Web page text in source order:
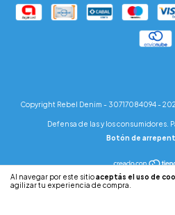
Al navegar por este sitioaceptás el uso de
agilizar tu experiencia de compra.
Copyright Rebel Denim - 30717084094 -
Defensa de las y los consumidores.
Botón de